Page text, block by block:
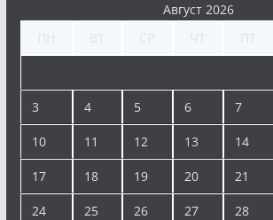
Август 2026
3 4 5 6 7
10 11 12 13 14
17 18 19 20 21
24 25 26 27 28